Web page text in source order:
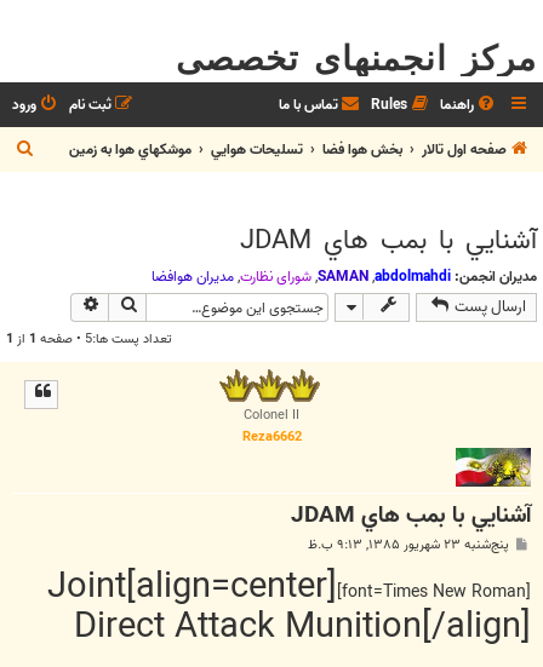
مرکز انجمنهای تخصصی
راهنما Rules تماس با ما ورود
ثبت نام
صفحه اول تالار
بخش هوا فضا تسليحات هوايي موشكهاي هوا به زمين
س
آشنايي با بمب هاي JDAM
مدیران انجمن: abdolmahdi
,
SAMAN
,شوراي نظارت,مديران هوافضا
ارسال پست جستجو
تعداد پست ها:5 • صفحه 1 از 1
Colonel II
Reza6662
آشنايي با بمب هاي JDAM
س
پنج‌شنبه ۲۳ شهریور ۱۳۸۵, ۹:۱۳ ب.ظ
[font=Times New Roman]
[align=center]Joint
Direct Attack Munition[/align]